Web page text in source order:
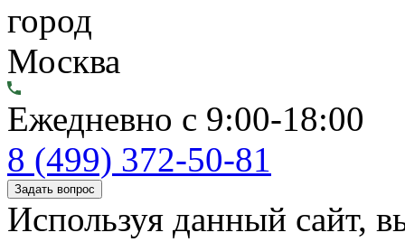
город
Москва
Ежедневно с 9:00-18:00
8 (499) 372-50-81
Задать вопрос
Используя данный сайт,